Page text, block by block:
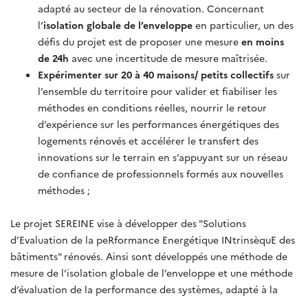
adapté au secteur de la rénovation. Concernant
l’isolation globale de l’enveloppe en particulier, un des
défis du projet est de proposer une mesure en moins
de 24h avec une incertitude de mesure maîtrisée.
Expérimenter sur 20 à 40 maisons/ petits collectifs sur
l’ensemble du territoire pour valider et fiabiliser les
méthodes en conditions réelles, nourrir le retour
d’expérience sur les performances énergétiques des
logements rénovés et accélérer le transfert des
innovations sur le terrain en s’appuyant sur un réseau
de confiance de professionnels formés aux nouvelles
méthodes ;
Le projet SEREINE vise à développer des "Solutions
d’Evaluation de la peRformance Energétique INtrinsèquE des
bâtiments" rénovés. Ainsi sont développés une méthode de
mesure de l’isolation globale de l’enveloppe et une méthode
d’évaluation de la performance des systèmes, adapté à la